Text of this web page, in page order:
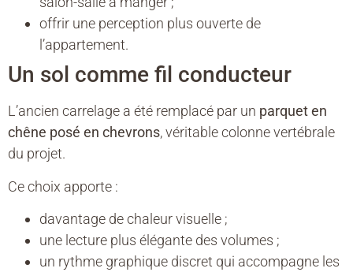
offrir une perception plus ouverte de
l’appartement.
Un sol comme fil conducteur
L’ancien carrelage a été remplacé par un parquet en
chêne posé en chevrons, véritable colonne vertébrale
du projet.
Ce choix apporte :
davantage de chaleur visuelle ;
une lecture plus élégante des volumes ;
un rythme graphique discret qui accompagne les